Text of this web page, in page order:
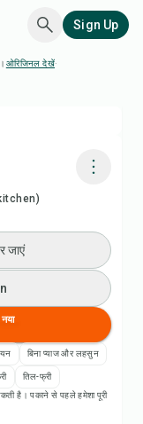
Sign Up
ओरिजिनल देखें·
जाएं
नया
बिना प्याज और लहसुन
तिल-फ्री
है। पकाने से पहले हमेशा पूरी